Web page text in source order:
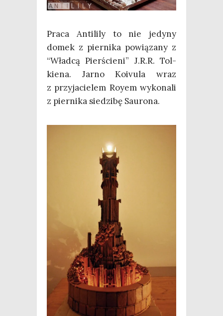
Pra­ca Anti­li­ly to nie jedy­ny
domek z pier­ni­ka powią­za­ny z
“Wład­cą Pier­ście­ni” J.R.R. Tol­
kie­na. Jar­no Koivu­la wraz
z przy­ja­cie­lem Roy­em wyko­na­li
z pier­ni­ka sie­dzi­bę Saurona.